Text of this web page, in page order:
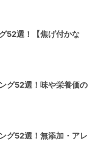
52選！【焦げ付かな
グ52選！味や栄養価の
グ52選！無添加・アレ